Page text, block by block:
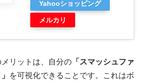
Yahooショッピング
メルカリ
リットは、自分の 「スマッシュファ
を可視化できることです。これはボ